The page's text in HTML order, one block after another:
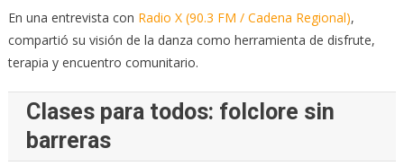
En una entrevista con Radio X (90.3 FM / Cadena Regional),
compartió su visión de la danza como herramienta de disfrute,
terapia y encuentro comunitario.
Clases para todos: folclore sin
barreras